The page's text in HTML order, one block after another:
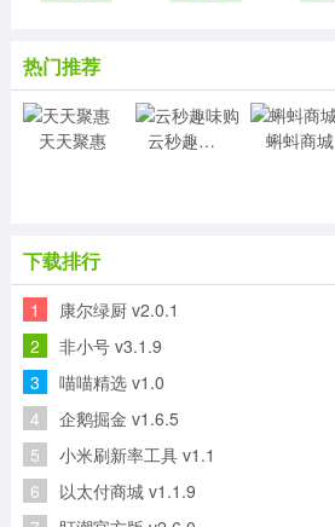
热门推荐
天天聚惠 云秒趣味购 蝌蚪商城
下载排行
1 康尔绿厨 v2.0.1
2 非小号 v3.1.9
3 喵喵精选 v1.0
4 企鹅掘金 v1.6.5
5 小米刷新率工具 v1.1
6 以太付商城 v1.1.9